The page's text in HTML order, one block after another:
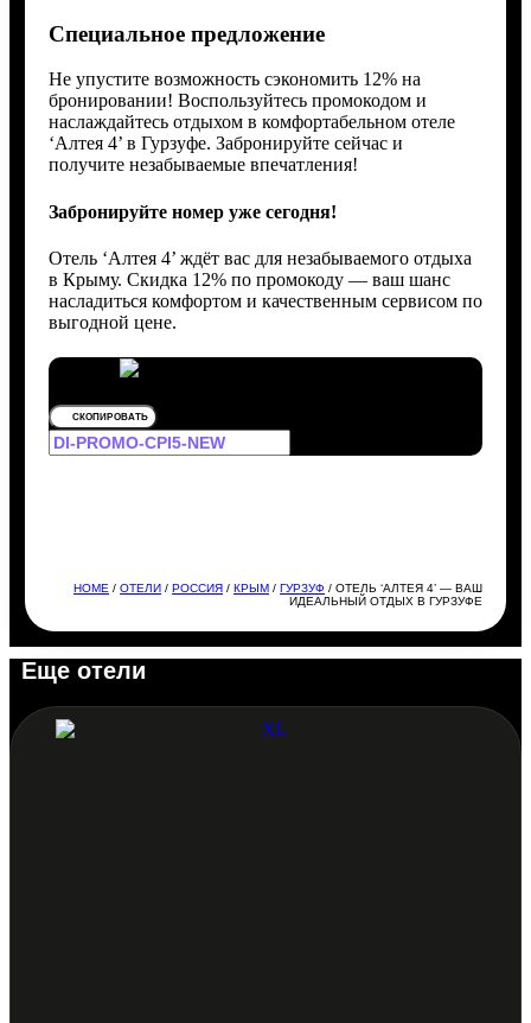
Специальное предложение
Не упустите возможность сэкономить 12% на
бронировании! Воспользуйтесь промокодом и
наслаждайтесь отдыхом в комфортабельном отеле
‘Алтея 4’ в Гурзуфе. Забронируйте сейчас и
получите незабываемые впечатления!
Забронируйте номер уже сегодня!
Отель ‘Алтея 4’ ждёт вас для незабываемого отдыха
в Крыму. Скидка 12% по промокоду — ваш шанс
насладиться комфортом и качественным сервисом по
выгодной цене.
СКОПИРОВАТЬ
HOME /ОТЕЛИ /РОССИЯ /КРЫМ /ГУРЗУФ / ОТЕЛЬ ‘АЛТЕЯ 4’ — ВАШ
ИДЕАЛЬНЫЙ ОТДЫХ В ГУРЗУФЕ
Еще отели